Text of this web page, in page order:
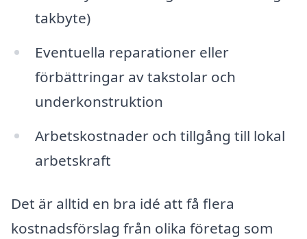
takbyte)
Eventuella reparationer eller
förbättringar av takstolar och
underkonstruktion
Arbetskostnader och tillgång till lokal
arbetskraft
Det är alltid en bra idé att få flera
kostnadsförslag från olika företag som